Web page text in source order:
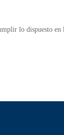
lo dispuesto